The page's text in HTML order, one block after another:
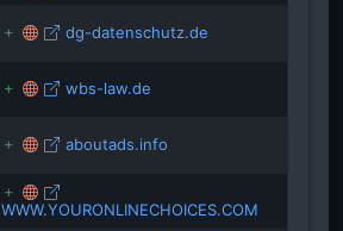
dg-datenschutz.de
wbs-law.de
aboutads.info
WWW.YOURONLINECHOICES.COM